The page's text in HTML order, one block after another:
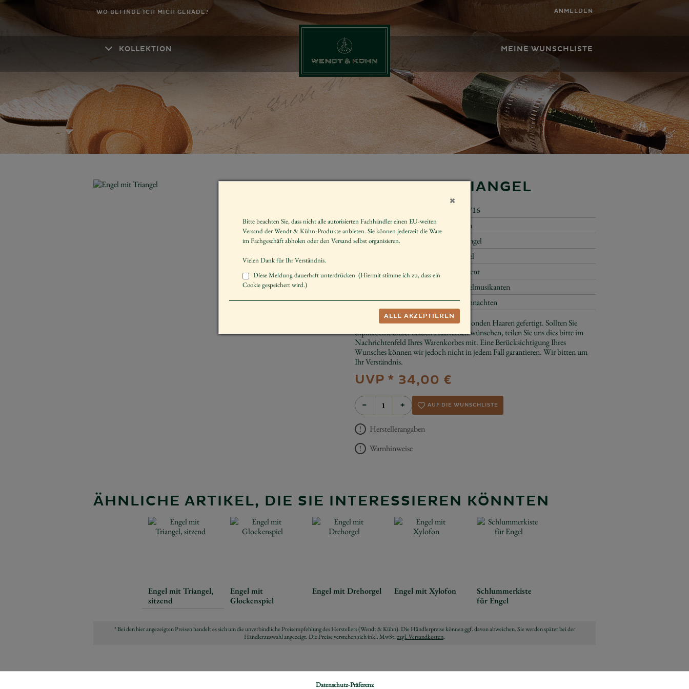
WO BEFINDE ICH MICH GERADE? ANMELDEN
KOLLEKTION MEINE WUNSCHLISTE
ENGEL MIT TRIANGEL
650/16
Größe der Figur / Spieldose
6 cm
Instrument
Triangel
Engel
Dekorieren
Advent
Engelmusikanten
Schenken
Weihnachten
Diese Figur wird mit braunen sowie blonden Haaren gefertigt. Sollten Sie
explizit eine dieser beiden Haarfarben wünschen, teilen Sie uns dies bitte im
Nachrichtenfeld Ihres Warenkorbes mit. Eine Berücksichtigung Ihres
Wunsches können wir jedoch nicht in jedem Fall garantieren. Wir bitten um
Ihr Verständnis.
UVP * 34,00 €
− + AUF DIE WUNSCHLISTE
Herstellerangaben
Warnhinweise
ÄHNLICHE ARTIKEL, DIE SIE INTERESSIEREN KÖNNTEN
Engel mit Triangel,
sitzend
Engel mit
Glockenspiel
Engel mit Drehorgel Engel mit Xylofon
Schlummerkiste
für Engel
* Bei den hier angezeigten Preisen handelt es sich um die unverbindliche Preisempfehlung des Herstellers (Wendt & Kühn). Die Händlerpreise können ggf. davon abweichen. Sie werden später bei der
Händlerauswahl angezeigt. Die Preise verstehen sich inkl. MwSt.zzgl. Versandkosten.
Datenschutz-Präferenz
Bitte beachten Sie, dass nicht alle autorisierten Fachhändler einen EU-weiten
Versand der Wendt & Kühn-Produkte anbieten. Sie können jederzeit die Ware
im Fachgeschäft abholen oder den Versand selbst organisieren.
Vielen Dank für Ihr Verständnis.
Diese Meldung dauerhaft unterdrücken. (Hiermit stimme ich zu, dass ein
Cookie gespeichert wird.)
ALLE AKZEPTIEREN